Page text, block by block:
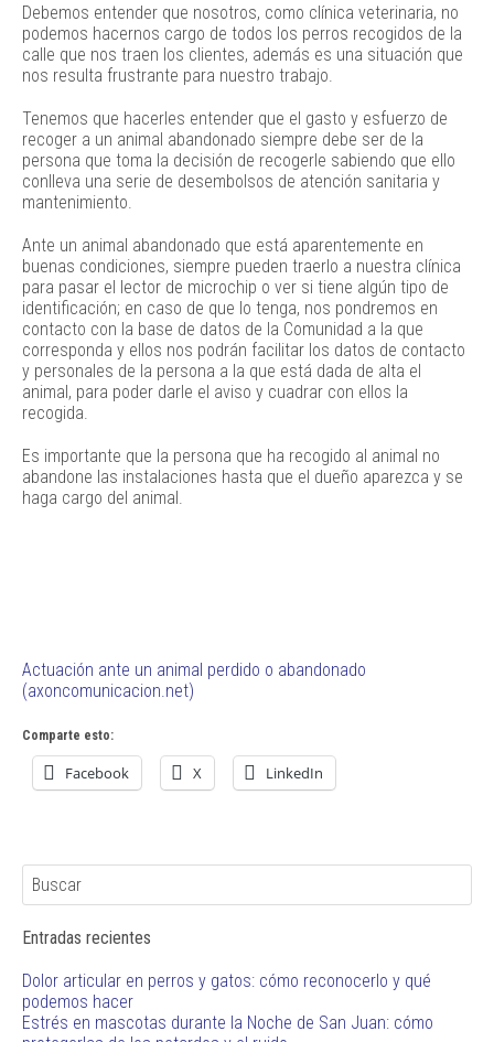
Debemos entender que nosotros, como clínica veterinaria, no
podemos hacernos cargo de todos los perros recogidos de la
calle que nos traen los clientes, además es una situación que
nos resulta frustrante para nuestro trabajo.
Tenemos que hacerles entender que el gasto y esfuerzo de
recoger a un animal abandonado siempre debe ser de la
persona que toma la decisión de recogerle sabiendo que ello
conlleva una serie de desembolsos de atención sanitaria y
mantenimiento.
Ante un animal abandonado que está aparentemente en
buenas condiciones, siempre pueden traerlo a nuestra clínica
para pasar el lector de microchip o ver si tiene algún tipo de
identificación; en caso de que lo tenga, nos pondremos en
contacto con la base de datos de la Comunidad a la que
corresponda y ellos nos podrán facilitar los datos de contacto
y personales de la persona a la que está dada de alta el
animal, para poder darle el aviso y cuadrar con ellos la
recogida.
Es importante que la persona que ha recogido al animal no
abandone las instalaciones hasta que el dueño aparezca y se
haga cargo del animal.
Actuación ante un animal perdido o abandonado
(axoncomunicacion.net)
Comparte esto:
Facebook X LinkedIn
Entradas recientes
Dolor articular en perros y gatos: cómo reconocerlo y qué
podemos hacer
Estrés en mascotas durante la Noche de San Juan: cómo